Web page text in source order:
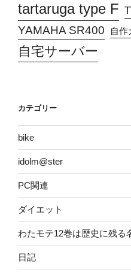
tartaruga type F
YAMAHA SR400 自作
自宅サーバー
カテゴリー
bike
idolm@ster
PC関連
ダイエット
わたモテ12巻は歴史に残る
日記